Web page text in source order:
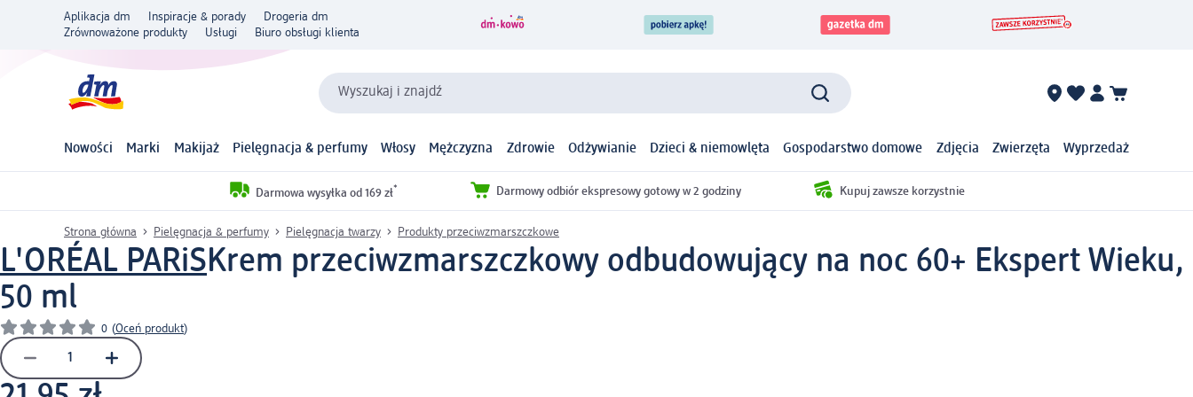
Aplikacja dm Inspiracje & porady
Drogeria dm
Zrównoważone produkty
Usługi Biuro obsługi klienta
Wyszukaj i znajdź
Nowości Marki Makijaż Pielęgnacja & perfumy Włosy Mężczyzna Zdrowie Odżywianie Dzieci & niemowlęta Gospodarstwo domowe Zdjęcia Zwierzęta Wyprzedaż
Darmowa wysyłka od 169 zł* Darmowy odbiór ekspresowy gotowy w 2 godziny Kupuj zawsze korzystnie
Strona główna Pielęgnacja & perfumy Pielęgnacja twarzy Produkty przeciwzmarszczkowe
L'ORÉAL PARiSKrem przeciwzmarszczkowy odbudowujący na noc 60+ Ekspert Wieku,
50 ml
0 (Oceń produkt)